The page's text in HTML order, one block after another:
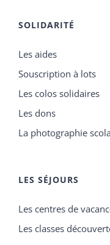
SOLIDARITÉ
Les aides
Souscription à lots
Les colos solidaires
Les dons
La photographie
LES SÉJOURS
Les centres de
Les classes